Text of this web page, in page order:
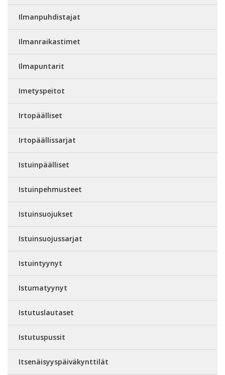
Ilmanpuhdistajat
Ilmanraikastimet
Ilmapuntarit
Imetyspeitot
Irtopäälliset
Irtopäällissarjat
Istuinpäälliset
Istuinpehmusteet
Istuinsuojukset
Istuinsuojussarjat
Istuintyynyt
Istumatyynyt
Istutuslautaset
Istutuspussit
Itsenäisyyspäiväkynttilät